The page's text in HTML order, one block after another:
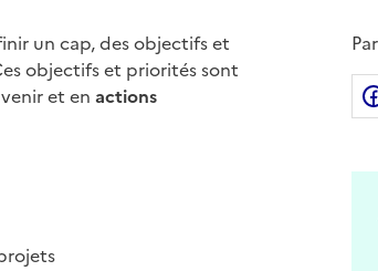
un cap, des objectifs et
objectifs et priorités sont
et en actions